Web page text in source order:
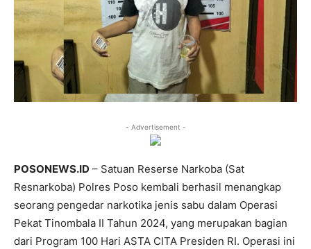
- Advertisement -
POSONEWS.ID – Satuan Reserse Narkoba (Sat
Resnarkoba) Polres Poso kembali berhasil menangkap
seorang pengedar narkotika jenis sabu dalam Operasi
Pekat Tinombala II Tahun 2024, yang merupakan bagian
dari Program 100 Hari ASTA CITA Presiden RI. Operasi ini